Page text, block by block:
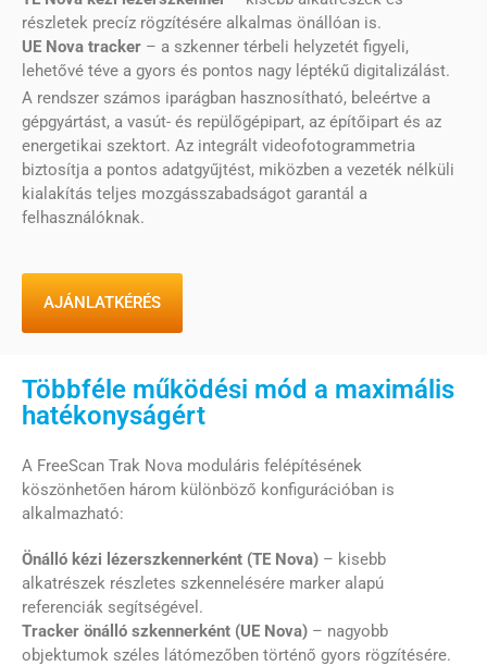
részletek precíz rögzítésére alkalmas önállóan is.
UE Nova tracker – a szkenner térbeli helyzetét figyeli,
lehetővé téve a gyors és pontos nagy léptékű digitalizálást.
A rendszer számos iparágban hasznosítható, beleértve a
gépgyártást, a vasút- és repülőgépipart, az építőipart és az
energetikai szektort. Az integrált videofotogrammetria
biztosítja a pontos adatgyűjtést, miközben a vezeték nélküli
kialakítás teljes mozgásszabadságot garantál a
felhasználóknak.
AJÁNLATKÉRÉS
Többféle működési mód a maximális
hatékonyságért
A FreeScan Trak Nova moduláris felépítésének
köszönhetően három különböző konfigurációban is
alkalmazható:
Önálló kézi lézerszkennerként (TE Nova) – kisebb
alkatrészek részletes szkennelésére marker alapú
referenciák segítségével.
Tracker önálló szkennerként (UE Nova) – nagyobb
objektumok széles látómezőben történő gyors rögzítésére.